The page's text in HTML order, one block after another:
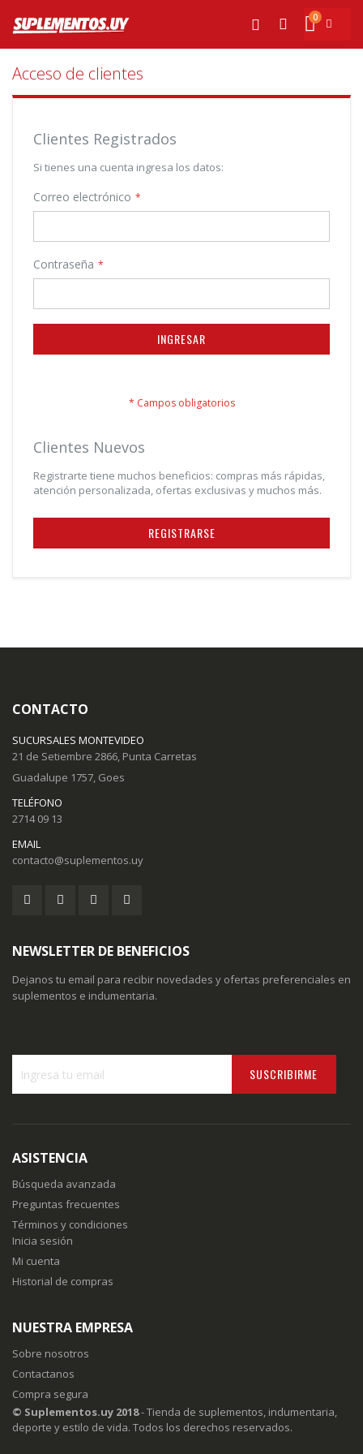
al
contenido
Mi cesta
0
Buscar
Acceso de clientes
Clientes Registrados
Si tienes una cuenta ingresa los datos:
Correo electrónico
Contraseña
INGRESAR
Clientes Nuevos
Registrarte tiene muchos beneficios: compras más rápidas,
atención personalizada, ofertas exclusivas y muchos más.
REGISTRARSE
CONTACTO
SUCURSALES MONTEVIDEO
21 de Setiembre 2866, Punta Carretas
Guadalupe 1757, Goes
TELÉFONO
2714 09 13
EMAIL
contacto@suplementos.uy
NEWSLETTER DE BENEFICIOS
Dejanos tu email para recibir novedades y ofertas preferenciales en
suplementos e indumentaria.
de
noticias:
SUSCRIBIRME
ASISTENCIA
Búsqueda avanzada
Preguntas frecuentes
Términos y condiciones
Inicia sesión
Mi cuenta
Historial de compras
NUESTRA EMPRESA
Sobre nosotros
Contactanos
Compra segura
© Suplementos.uy 2018- Tienda de suplementos, indumentaria,
deporte y estilo de vida. Todos los derechos reservados.